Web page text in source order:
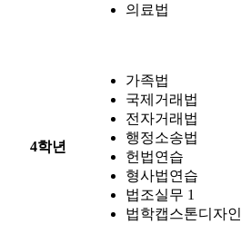
의료법
4학년
가족법
국제거래법
전자거래법
행정소송법
헌법연습
형사법연습
법조실무 1
법학캡스톤디자인